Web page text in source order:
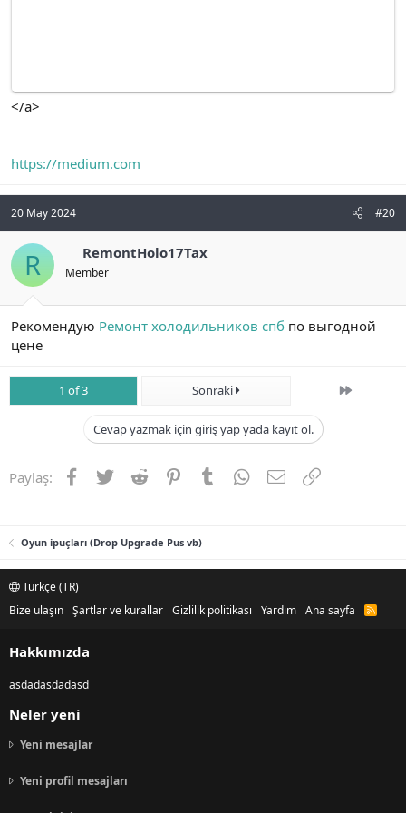
</a>
https://medium.com
20 May 2024 #20
R RemontHolo17Tax
Member
Рекомендую Ремонт холодильников спб по выгодной
цене
1 of 3 Sonraki Son
Cevap yazmak için giriş yap yada kayıt ol.
Paylaş: Facebook
TwitterReddit PinterestTumblrWhatsApp
E-postaLink
Oyun ipuçları (Drop Upgrade Pus vb)
Türkçe (TR)
Bize ulaşın Şartlar ve kurallar Gizlilik politikası Yardım Ana sayfa
R
Hakkımızda
asdadasdadasd
Neler yeni
Yeni mesajlar
Yeni profil mesajları